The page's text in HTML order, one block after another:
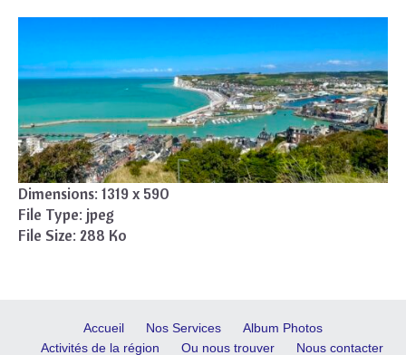
Dimensions: 1319 x 590
File Type: jpeg
File Size: 288 Ko
Accueil Nos Services
Album Photos
Activités de la région
Ou nous trouver Nous contacter